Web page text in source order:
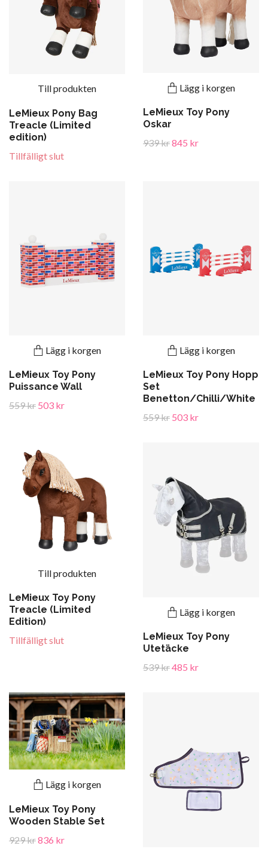
Till produkten
LeMieux Pony Bag
Treacle (Limited
edition)
Tillfälligt slut
Lägg i korgen
LeMieux Toy Pony
Oskar
939 kr845 kr
Lägg i korgen
LeMieux Toy Pony
Puissance Wall
559 kr 503 kr
Lägg i korgen
LeMieux Toy Pony Hopp
Set
Benetton/Chilli/White
559 kr 503 kr
Till produkten
LeMieux Toy Pony
Treacle (Limited
Edition)
Tillfälligt slut
Lägg i korgen
LeMieux Toy Pony
Utetäcke
539 kr485 kr
Lägg i korgen
LeMieux Toy Pony
Wooden Stable Set
929 kr836 kr